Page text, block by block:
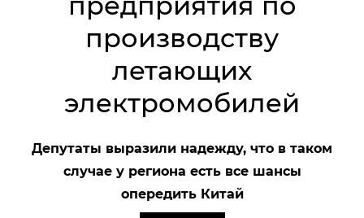
производству
летающих
электромобилей
Депутаты выразили надежду, что в таком
случае у региона есть все шансы
опередить Китай